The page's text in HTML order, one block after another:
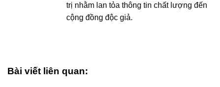
trị nhằm lan tỏa thông tin chất lượng đến
cộng đồng độc giả.
Bài viết liên quan: